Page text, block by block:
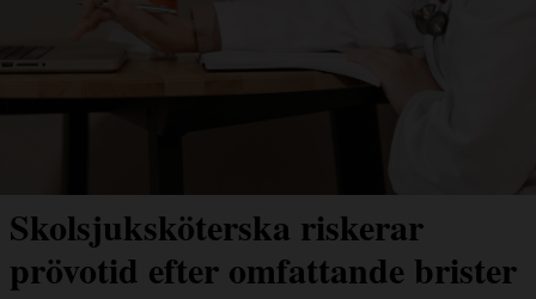
Skolsjuksköterska riskerar
prövotid efter omfattande brister